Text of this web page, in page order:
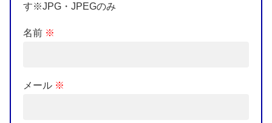
す※JPG・JPEGのみ
名前 ※
メール ※